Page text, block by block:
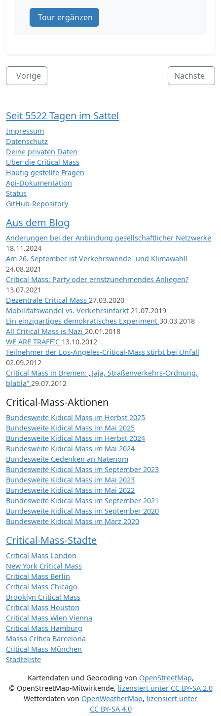
Tour ergänzen
Vorige Nächste
Seit 5522 Tagen im Sattel
Impressum
Datenschutz
Deine privaten Daten
Über die Critical Mass
Häufig gestellte Fragen
Api-Dokumentation
Status
GitHub-Repository
Aus dem Blog
Änderungen bei der Anbindung gesellschaftlicher Netzwerke
18.11.2024
Am 26. September ist Verkehrswende- und Klimawahl!
24.08.2021
Critical Mass: Party oder ernstzunehmendes Anliegen?
13.07.2021
Dezentrale Critical Mass 27.03.2020
Mobilitätswandel vs. Verkehrsinfarkt 21.07.2019
Ein einzigartiges demokratisches Experiment 30.03.2018
All Critical Mass is Nazi 20.01.2018
WE ARE TRAFFIC 13.10.2012
Teilnehmer der Los-Angeles-Critical-Mass stirbt bei Unfall
02.09.2012
Critical Mass in Bremen: „Jaja, Straßenverkehrs-Ordnung,
blabla“ 29.07.2012
Critical-Mass-Aktionen
Bundesweite Kidical Mass im Herbst 2025
Bundesweite Kidical Mass im Mai 2025
Bundesweite Kidical Mass im Herbst 2024
Bundesweite Kidical Mass im Mai 2024
Bundesweite Gedenken an Natenom
Bundesweite Kidical Mass im September 2023
Bundesweite Kidical Mass im Mai 2023
Bundesweite Kidical Mass im Mai 2022
Bundesweite Kidical Mass im September 2021
Bundesweite Kidical Mass im September 2020
Bundesweite Kidical Mass im März 2020
Critical-Mass-Städte
Critical Mass London
New York Critical Mass
Critical Mass Berlin
Critical Mass Chicago
Brooklyn Critical Mass
Critical Mass Houston
Critical Mass Wien Vienna
Critical Mass Hamburg
Massa Crítica Barcelona
Critical Mass München
Städteliste
Kartendaten und Geocoding von OpenStreetMap,
© OpenStreetMap-Mitwirkende, lizensiert unter CC BY-SA 2.0
Wetterdaten von OpenWeatherMap, lizensiert unter
CC BY-SA 4.0